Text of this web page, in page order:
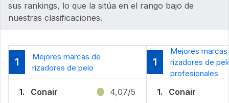
sus rankings, lo que la sitúa en el rango bajo de
nuestras clasificaciones.
1
Mejores marcas de
rizadores de pelo
1. Conair
4,07/5
1
Mejores
rizadores de
profesionales
1.
Conair